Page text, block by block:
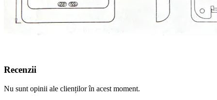
Recenzii
Nu sunt opinii ale clienților în acest moment.